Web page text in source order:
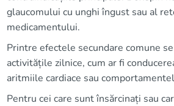
glaucomului cu unghi îngust sau al
medicamentului.
Printre efectele secundare comune
activitățile zilnice, cum ar fi
aritmiile cardiace sau
Pentru cei care sunt însărcinați sau